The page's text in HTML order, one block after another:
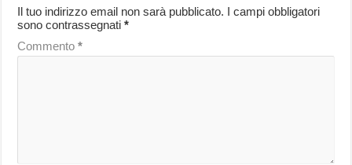
Il tuo indirizzo email non sarà pubblicato. I campi obbligatori
sono contrassegnati*
Commento*